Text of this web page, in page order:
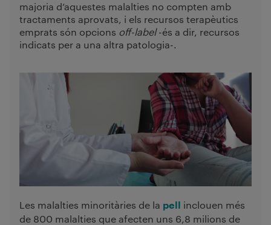
majoria d’aquestes malalties no compten amb
tractaments aprovats, i els recursos terapèutics
emprats són opcions off-label-és a dir, recursos
indicats per a una altra patologia-.
Les malalties minoritàries de la pell
inclouen més
de 800 malalties que afecten uns 6,8 milions de